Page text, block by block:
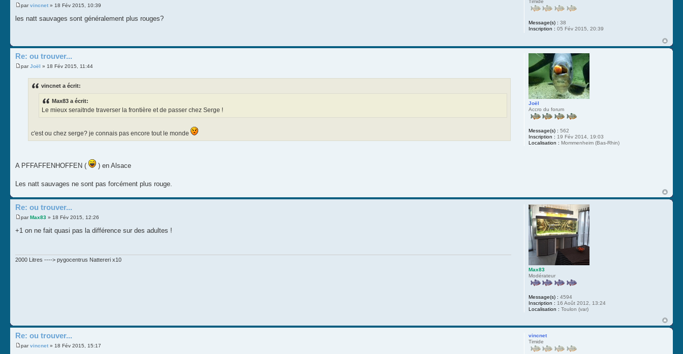
parvincnet » 18 Fév 2015, 10:39
les natt sauvages sont généralement plus rouges?
Timide
Message(s) : 38
Inscription : 05 Fév 2015, 20:39
Re: ou trouver...
parJoël » 18 Fév 2015, 11:44
vincnet a écrit:
Max83 a écrit:
Le mieux seraitnde traverser la frontière et de passer chez Serge !
c'est ou chez serge? je connais pas encore tout le monde
A PFFAFFENHOFFEN ( ) en Alsace
Les natt sauvages ne sont pas forcément plus rouge.
Joël
Accro du forum
Message(s) : 562
Inscription : 19 Fév 2014, 19:03
Localisation : Mommenheim (Bas-Rhin)
Re: ou trouver...
parMax83 » 18 Fév 2015, 12:26
+1 on ne fait quasi pas la différence sur des adultes !
2000 Litres ----> pygocentrus Nattereri x10
Max83
Modérateur
Message(s) : 4594
Inscription : 16 Août 2012, 13:24
Localisation : Toulon (var)
Re: ou trouver...
parvincnet » 18 Fév 2015, 15:17
vincnet
Timide